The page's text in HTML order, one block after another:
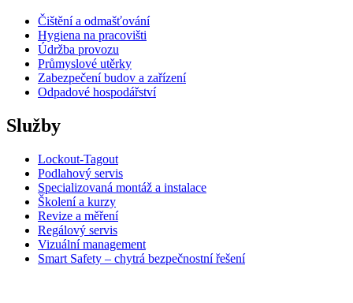
Čištění a odmašťování
Hygiena na pracovišti
Údržba provozu
Průmyslové utěrky
Zabezpečení budov a zařízení
Odpadové hospodářství
Služby
Lockout-Tagout
Podlahový servis
Specializovaná montáž a instalace
Školení a kurzy
Revize a měření
Regálový servis
Vizuální management
Smart Safety – chytrá bezpečnostní řešení